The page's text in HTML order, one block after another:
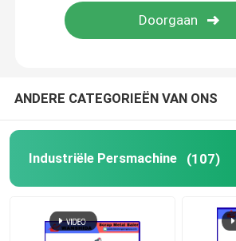
Brugscheerbeurt
schrootmaalmachine
ANDERE CATEGORIEËN VAN ONS
Industriële Persmachine (107)